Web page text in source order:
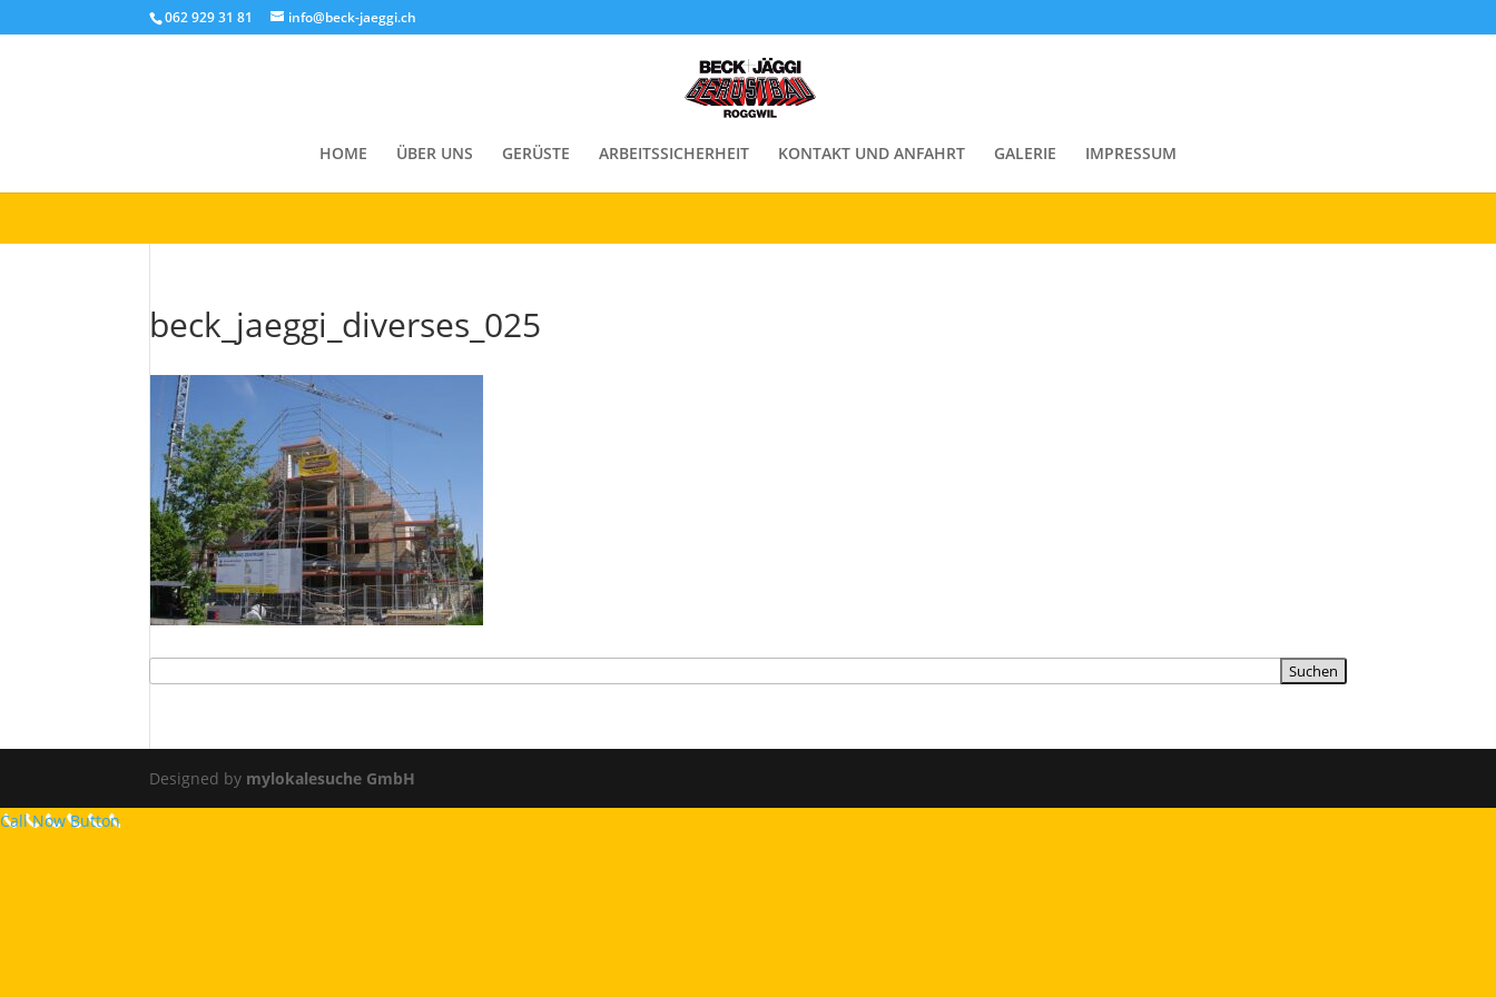
Cookies helfen uns bei der Bereitstellung unserer Inhalte und Dienste. Durch die weitere Nutzung der Webseite stimmen Sie der Verwendung von Cookies zu.
Okay!
062 929 31 81 info@beck-jaeggi.ch
HOME ÜBER UNS GERÜSTE ARBEITSSICHERHEIT KONTAKT UND ANFAHRT GALERIE IMPRESSUM
beck_jaeggi_diverses_025
Designed by mylokalesuche GmbH
Call Now Button